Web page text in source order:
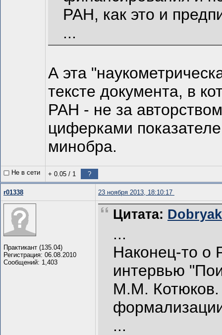
РАН, как это и
...
А эта
тексте документа, в
РАН - не за
циферками
минобра.
Не в сети + 0.05 / 1 ?
r01338 23 ноября 2013, 18:10:17
Практикант (135.04)
Регистрация: 06.08.2010
Сообщений: 1,403
Цитата:
...
Наконец-то о
интервью
М.М. Котюков.
...